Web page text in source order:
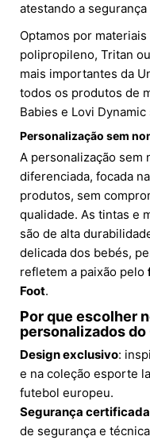
atestando a
Optamos por
polipropileno, Tritan
mais importantes da
todos os produtos de
Babies e Lovi
Personalização sem
A personalização sem
diferenciada, focada
produtos, sem
qualidade. As tintas e
são de alta
delicada dos bebés,
refletem a paixão pelo
Foot.
Por que escolher
personalizados
Design exclusivo:
e na coleção esporte
futebol europeu.
Segurança certificada
de segurança e